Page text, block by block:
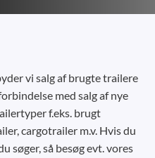
vi salg af brugte trailere
med salg af nye
f.eks. brugt
cargotrailer m.v. Hvis du
søger, så besøg evt. vores